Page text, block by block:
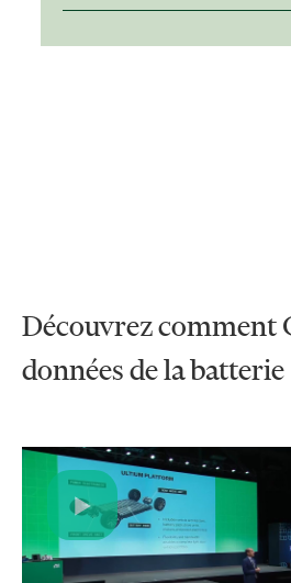
Découvrez comment
données de la batterie
Play
Video